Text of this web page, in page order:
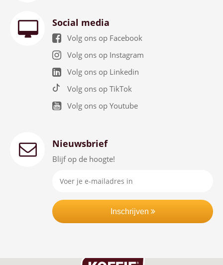
Social media
Volg ons op Facebook
Volg ons op Instagram
Volg ons op Linkedin
Volg ons op TikTok
Volg ons op Youtube
Nieuwsbrief
Blijf op de hoogte!
Inschrijven